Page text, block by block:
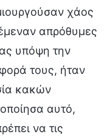
χάος
απρόθυμες
υπόψη την
τους, ήταν
κακών
αυτό,
να τις